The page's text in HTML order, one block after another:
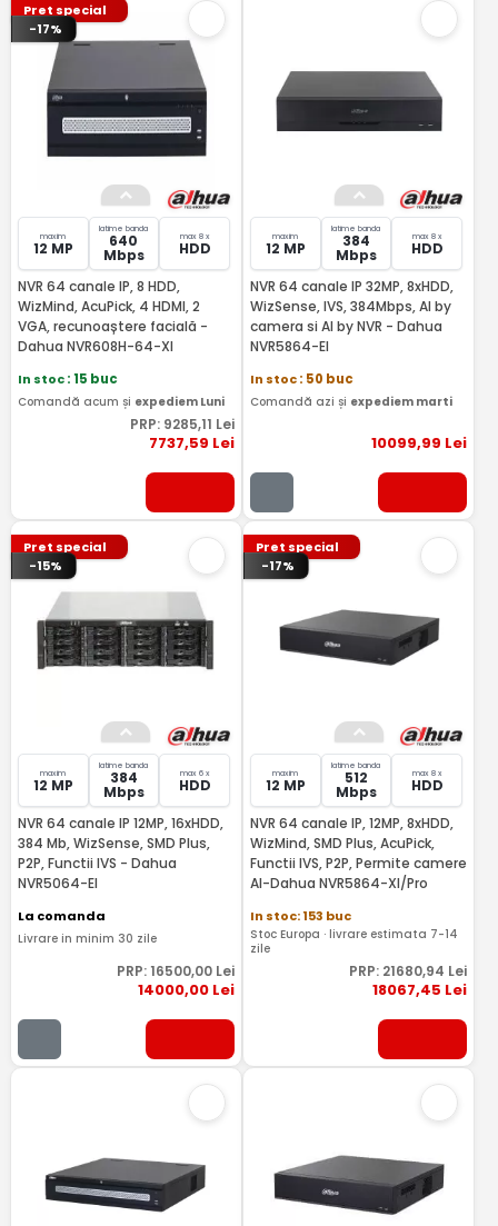
Pret special
-17%
maxim
12 MP
latime banda
640
Mbps
max 8 x
HDD
NVR 64 canale IP, 8 HDD,
WizMind, AcuPick, 4 HDMI, 2
VGA, recunoaștere facială -
Dahua NVR608H-64-XI
In stoc: 15 buc
Comandă acum și expediem Luni
PRP: 9285,11 Lei
7737,59 Lei
maxim
12 MP
latime banda
384
Mbps
max 8 x
HDD
NVR 64 canale IP 32MP, 8xHDD,
WizSense, IVS, 384Mbps, AI by
camera si AI by NVR - Dahua
NVR5864-EI
In stoc: 50 buc
Comandă azi și expediem marti
10099,99 Lei
Pret special
-15%
maxim
12 MP
latime banda
384
Mbps
max 6 x
HDD
NVR 64 canale IP 12MP, 16xHDD,
384 Mb, WizSense, SMD Plus,
P2P, Functii IVS - Dahua
NVR5064-EI
La comanda
Livrare in minim 30 zile
PRP: 16500,00Lei
14000,00Lei
Pret special
-17%
maxim
12 MP
latime banda
512
Mbps
max 8 x
HDD
NVR 64 canale IP, 12MP, 8xHDD,
WizMind, SMD Plus, AcuPick,
Functii IVS, P2P, Permite camere
AI-Dahua NVR5864-XI/Pro
In stoc: 153 buc
Stoc Europa · livrare estimata 7-14
zile
PRP: 21680,94 Lei
18067,45 Lei